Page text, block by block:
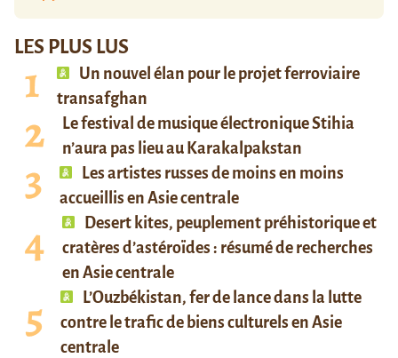
LES PLUS LUS
Un nouvel élan pour le projet ferroviaire
transafghan
Le festival de musique électronique Stihia
n’aura pas lieu au Karakalpakstan
Les artistes russes de moins en moins
accueillis en Asie centrale
Desert kites, peuplement préhistorique et
cratères d’astéroïdes : résumé de recherches
en Asie centrale
L’Ouzbékistan, fer de lance dans la lutte
contre le trafic de biens culturels en Asie
centrale